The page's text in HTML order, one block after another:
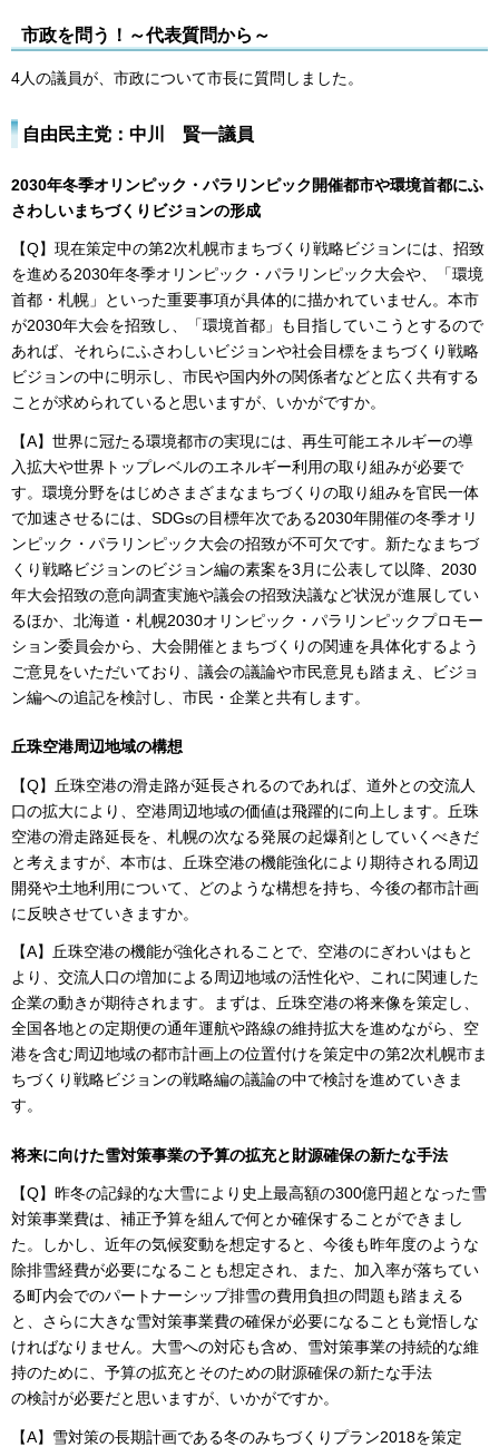
市政を問う！～代表質問から～
4人の議員が、市政について市長に質問しました。
自由民主党：中川 賢一議員
2030年冬季オリンピック・パラリンピック開催都市や環境首都にふ
さわしいまちづくりビジョンの形成
【Q】現在策定中の第2次札幌市まちづくり戦略ビジョンには、招致
を進める2030年冬季オリンピック・パラリンピック大会や、「環境
首都・札幌」といった重要事項が具体的に描かれていません。本市
が2030年大会を招致し、「環境首都」も目指していこうとするので
あれば、それらにふさわしいビジョンや社会目標をまちづくり戦略
ビジョンの中に明示し、市民や国内外の関係者などと広く共有する
ことが求められていると思いますが、いかがですか。
【A】世界に冠たる環境都市の実現には、再生可能エネルギーの導
入拡大や世界トップレベルのエネルギー利用の取り組みが必要で
す。環境分野をはじめさまざまなまちづくりの取り組みを官民一体
で加速させるには、SDGsの目標年次である2030年開催の冬季オリ
ンピック・パラリンピック大会の招致が不可欠です。新たなまちづ
くり戦略ビジョンのビジョン編の素案を3月に公表して以降、2030
年大会招致の意向調査実施や議会の招致決議など状況が進展してい
るほか、北海道・札幌2030オリンピック・パラリンピックプロモー
ション委員会から、大会開催とまちづくりの関連を具体化するよう
ご意見をいただいており、議会の議論や市民意見も踏まえ、ビジョ
ン編への追記を検討し、市民・企業と共有します。
丘珠空港周辺地域の構想
【Q】丘珠空港の滑走路が延長されるのであれば、道外との交流人
口の拡大により、空港周辺地域の価値は飛躍的に向上します。丘珠
空港の滑走路延長を、札幌の次なる発展の起爆剤としていくべきだ
と考えますが、本市は、丘珠空港の機能強化により期待される周辺
開発や土地利用について、どのような構想を持ち、今後の都市計画
に反映させていきますか。
【A】丘珠空港の機能が強化されることで、空港のにぎわいはもと
より、交流人口の増加による周辺地域の活性化や、これに関連した
企業の動きが期待されます。まずは、丘珠空港の将来像を策定し、
全国各地との定期便の通年運航や路線の維持拡大を進めながら、空
港を含む周辺地域の都市計画上の位置付けを策定中の第2次札幌市ま
ちづくり戦略ビジョンの戦略編の議論の中で検討を進めていきま
す。
将来に向けた雪対策事業の予算の拡充と財源確保の新たな手法
【Q】昨冬の記録的な大雪により史上最高額の300億円超となった雪
対策事業費は、補正予算を組んで何とか確保することができまし
た。しかし、近年の気候変動を想定すると、今後も昨年度のような
除排雪経費が必要になることも想定され、また、加入率が落ちてい
る町内会でのパートナーシップ排雪の費用負担の問題も踏まえる
と、さらに大きな雪対策事業費の確保が必要になることも覚悟しな
ければなりません。大雪への対応も含め、雪対策事業の持続的な維
持のために、予算の拡充とそのための財源確保の新たな手法
の検討が必要だと思いますが、いかがですか。
【A】雪対策の長期計画である冬のみちづくりプラン2018を策定